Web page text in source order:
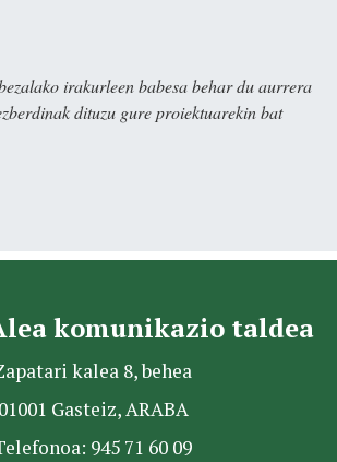
irakurleen babesa behar du aurrera
dituzu gure proiektuarekin bat
komunikazio taldea
kalea 8, behea
01001 Gasteiz, ARABA
945 71 60 09